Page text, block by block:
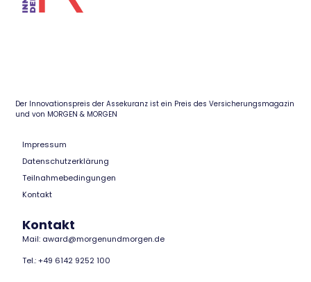
Der Innovationspreis der Assekuranz ist ein Preis des Versicherungsmagazin
und von MORGEN & MORGEN
Impressum
Datenschutzerklärung
Teilnahmebedingungen
Kontakt
Kontakt
Mail: award@morgenundmorgen.de
Tel.: +49 6142 9252 100